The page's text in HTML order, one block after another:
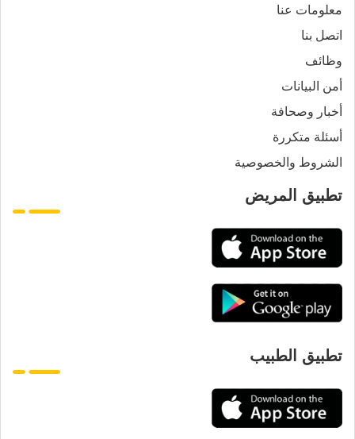
معلومات عنا
اتصل بنا
وظائف
أمن البيانات
أخبار وصحافة
أسئلة متكررة
الشروط والخصوصية
تطبيق المريض
تطبيق الطبيب